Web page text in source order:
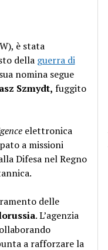
è stata
della guerra di
nomina segue
Szmydt, fuggito
elettronica
a missioni
Difesa nel Regno
delle
. L’agenzia
a rafforzare la